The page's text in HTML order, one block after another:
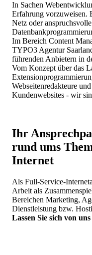
In Sachen
Erfahrung vorzuweisen.
Netz oder
Im Bereich Content
TYPO3 Agentur
führenden Anbietern in
Vom Konzept über das
Webseitenredakteure
Kundenwebsites - wir
Ihr
rund ums
Internet
Als Full-Service-
Arbeit als
Bereichen Marketing,
Dienstleistung bzw.
Lassen Sie sich von